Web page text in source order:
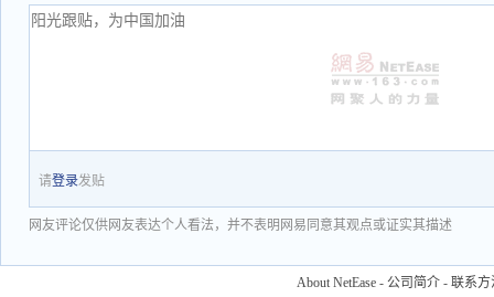
请登录发贴
网友评论仅供网友表达个人看法，并不表明网易同意其观点或证实其描述
About NetEase - 公司简介 - 联系方